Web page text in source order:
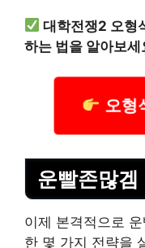
대학전쟁2 오형
하는 법을 알아보세
오형
운빨존많
이제 본격적으로
한 몇 가지 전략을